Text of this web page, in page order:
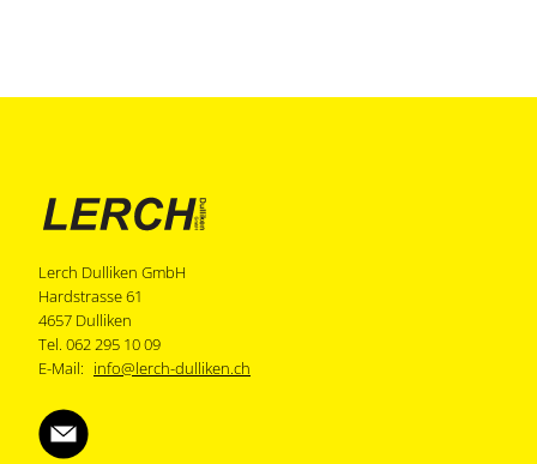
Lerch Dulliken GmbH
Hardstrasse 61
4657 Dulliken
Tel. 062 295 10 09
E-Mail: info@lerch-dulliken.ch